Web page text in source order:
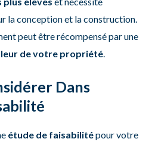
la conception et la construction.
peut être récompensé par une
de votre propriété.
Dans
étude de faisabilitépour votre